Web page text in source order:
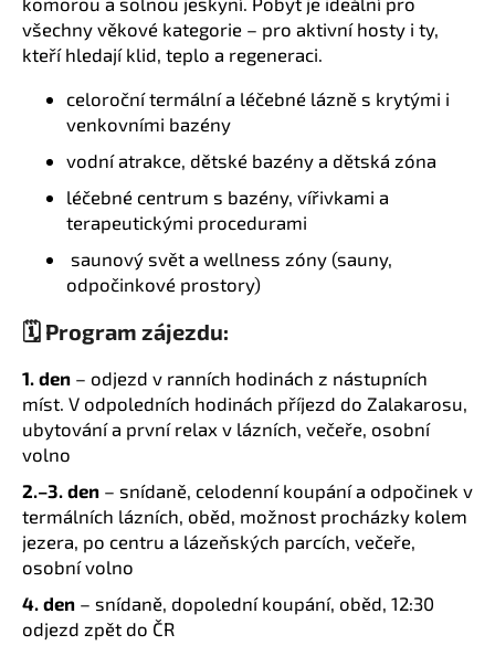
všechny věkové kategorie – pro aktivní hosty i ty,
kteří hledají klid, teplo a regeneraci.
celoroční termální a léčebné lázně s krytými i
venkovními bazény
vodní atrakce, dětské bazény a dětská zóna
léčebné centrum s bazény, vířivkami a
terapeutickými procedurami
saunový svět a wellness zóny (sauny,
odpočinkové prostory)
🗓 Program zájezdu:
1. den – odjezd v ranních hodinách z nástupních
míst. V odpoledních hodinách příjezd do Zalakarosu,
ubytování a první relax v lázních, večeře, osobní
volno
2.–3. den – snídaně, celodenní koupání a odpočinek v
termálních lázních, oběd, možnost procházky kolem
jezera, po centru a lázeňských parcích, večeře,
osobní volno
4. den – snídaně, dopolední koupání, oběd, 12:30
odjezd zpět do ČR